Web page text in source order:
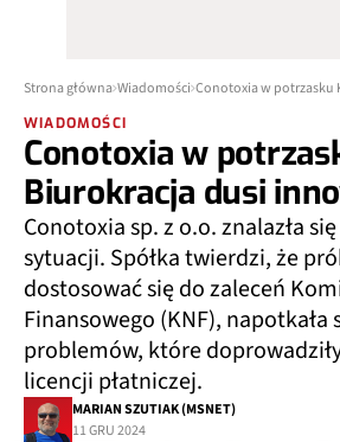
Strona główna Wiadomości
WIADOMOŚCI
Conotoxia w
Biurokracja dusi
Conotoxia sp. z o.o. znalazła
sytuacji. Spółka twierdzi, że
dostosować się do zaleceń
Finansowego (KNF), napotkała
problemów, które
licencji płatniczej.
MARIAN SZUTIAK (MSNET)
11 GRU 2024